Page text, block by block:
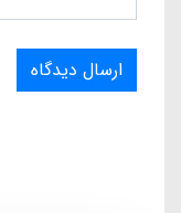
ارسال دیدگاه